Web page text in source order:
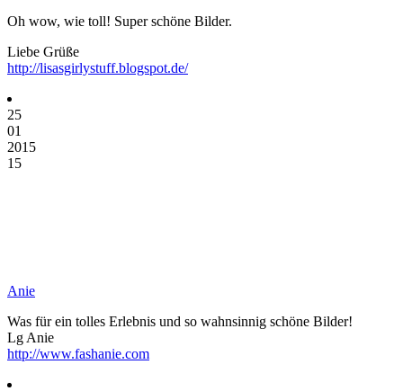
Oh wow, wie toll! Super schöne Bilder.
Liebe Grüße
http://lisasgirlystuff.blogspot.de/
25
01
2015
15
Anie
Was für ein tolles Erlebnis und so wahnsinnig schöne Bilder!
Lg Anie
http://www.fashanie.com